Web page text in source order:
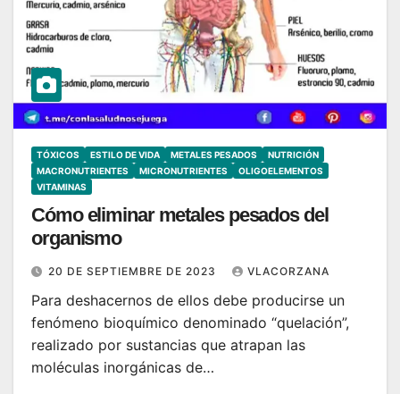
TÓXICOS ESTILO DE VIDA METALES PESADOS
NUTRICIÓN
MACRONUTRIENTES
MICRONUTRIENTES
OLIGOELEMENTOS
VITAMINAS
Cómo eliminar metales pesados del
organismo
20 DE SEPTIEMBRE DE 2023 VLACORZANA
Para deshacernos de ellos debe producirse un
fenómeno bioquímico denominado “quelación”,
realizado por sustancias que atrapan las
moléculas inorgánicas de…